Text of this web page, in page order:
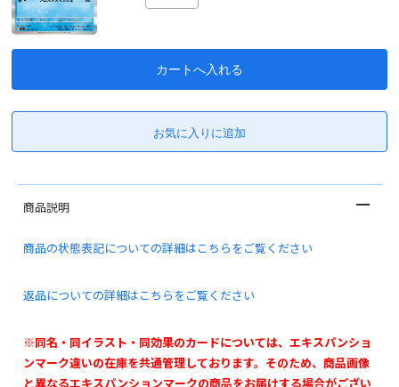
商品説明
商品の状態表記についての詳細はこちらをご覧ください
返品についての詳細はこちらをご覧ください
※同名・同イラスト・同効果のカードについては、エキスパンショ
ンマーク違いの在庫を共通管理しております。そのため、商品画像
と異なるエキスパンションマークの商品をお届けする場合がござい